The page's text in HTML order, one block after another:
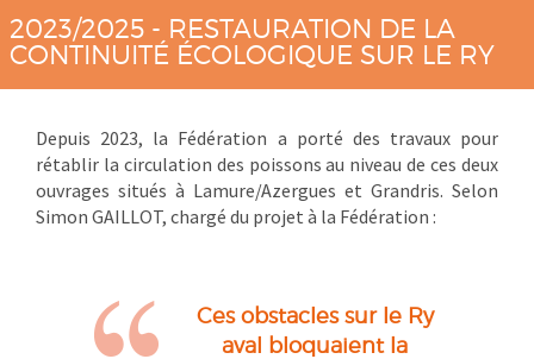
2023/2025 - RESTAURATION DE LA
CONTINUITÉ ÉCOLOGIQUE SUR LE RY
Depuis 2023, la Fédération a porté des travaux pour
rétablir la circulation des poissons au niveau de ces deux
ouvrages situés à Lamure/Azergues et Grandris. Selon
Simon GAILLOT, chargé du projet à la Fédération :
Ces obstacles sur le Ry
aval bloquaient la